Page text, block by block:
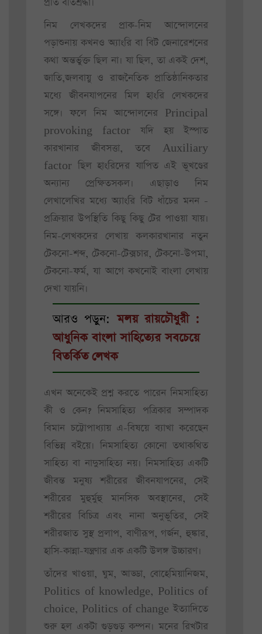
নিম লেখকদের প্রাক-নিম আন্দোলনের
পড়াশুনায় কখনও অ্যাংরি বা বিট জেনারেশনের
কথা অন্তর্ভুক্ত ছিল না। যা ছিল, তা একই দেশ,
জাতি,জলবায়ু ও রাজনৈতিক প্রাতিষ্ঠানিকতার
মধ্যে জীবনযাপনের মিল হাংরি লেখকদের
সঙ্গে। ফলে নিম আন্দোলনের Principal
provoking factor যদি হয় ইস্পাত
কারখানার জীবসত্তা, তবে Auxiliary
factor ছিল হাংরিদের যাপিত এই ভূখণ্ডের
অন্যান্য প্রেক্ষিতসকল। এছাড়াও নিম
লেখালেখির মধ্যে অ্যাংরি বিট ধাঁচের মনন -
প্রক্রিয়ার উপস্থিতি কিছু কিছু টের পাওয়া যায়।
নিম-লেখকদের লেখায় কলকারখানার নতুন
টেকনো-শব্দ, টেকনো-টেক্সচার, টেকনো-উপমা,
টেকনো-ফর্ম, যা আগে কখনোই বাংলা লেখায়
দেখা যায়নি।
আরও পড়ুন:মলয় রায়চৌধুরী :
আধুনিক বাংলা সাহিত্যের সবচেয়ে
বিতর্কিত লেখক
এখন অনেকেই প্রশ্ন করতে পারেন নিমসাহিত্য
কী ও কেন? নিমসাহিত্য পত্রিকার সম্পাদক
বিমান চট্টোপাধ্যায় এ-বিষয়ে ব্যাখা করেছেন
বিভিন্ন বইয়ে। নিমসাহিত্য কোনো তথাকথিত
সাহিত্য বা নাদুসাহিত্য নয়। নিমসাহিত্য একটি
জীবন্ত মনুষ্য শরীরের জীবনযাপনের, সেই
শরীরের মুহুর্মুহু মানসিক অবস্থানের, সেই
শরীরের বিচিত্র এবং নানা অনুভূতির, সেই
শরীরজাত সুস্থ প্রলাপ, বাণীরূপ, গর্জন, হুঙ্কার,
হাসি-কান্না-যন্ত্রণার এক একটি উলঙ্গ উচ্চারণ।
তাঁদের খাওয়া, ঘুম, আড্ডা, বোহেমিয়ানিজম,
Politics of knowledge, Politics of
choice, Politics of change ইত্যাদিতে
শুরু হল একটা গুড়গুড় কম্পন। মনের রিখটার